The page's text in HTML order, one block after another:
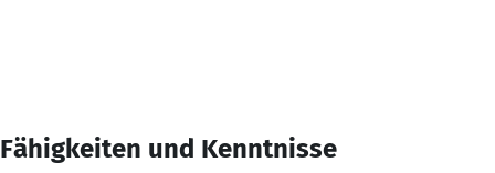
Fähigkeiten und Kenntnisse